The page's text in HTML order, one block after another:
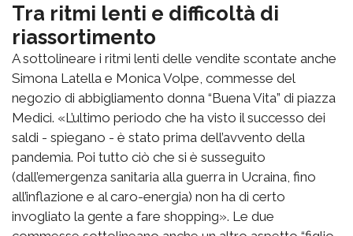
Tra ritmi lenti e difficoltà di
riassortimento
A sottolineare i ritmi lenti delle vendite scontate anche
Simona Latella e Monica Volpe, commesse del
negozio di abbigliamento donna “Buena Vita” di piazza
Medici. «L’ultimo periodo che ha visto il successo dei
saldi - spiegano - è stato prima dell’avvento della
pandemia. Poi tutto ciò che si è susseguito
(dall’emergenza sanitaria alla guerra in Ucraina, fino
all’inflazione e al caro-energia) non ha di certo
invogliato la gente a fare shopping». Le due